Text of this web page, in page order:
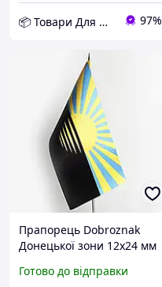
📦 Товари Для Дому 97%
Прапорець Dobroznak
Донецької зони 12х24 мм
Готово до відправки